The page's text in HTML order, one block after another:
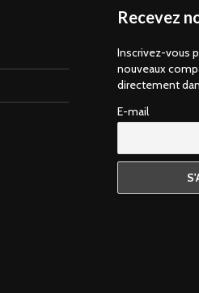
Recevez
Inscrivez-vous
nouveaux
directement
E-mail